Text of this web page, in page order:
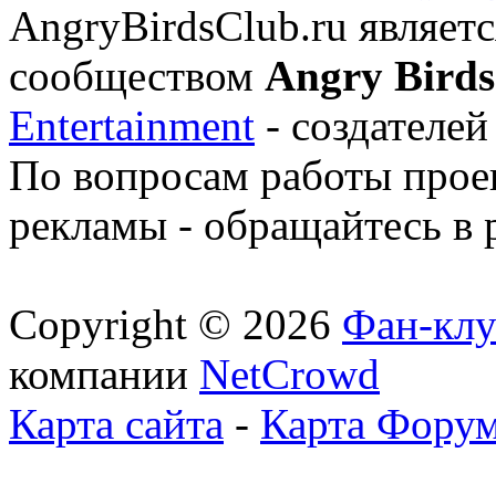
AngryBirdsClub.ru
сообществом Angry Birds
Entertainment -
По вопросам работы
рекламы - обращайтесь в
Copyright © 2026 Фан-
компании NetCrowd
Карта сайта - Карта